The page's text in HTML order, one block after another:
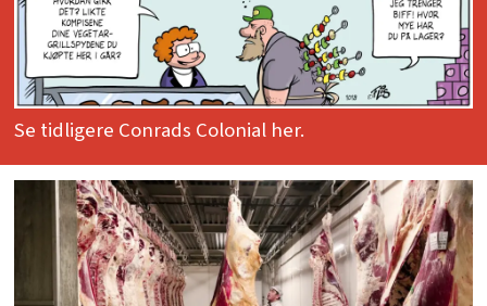
Se tidligere Conrads Colonial her.